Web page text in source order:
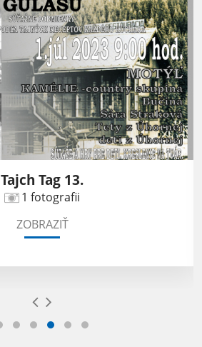
Tajch Tag 13.
1 fotografii
ZOBRAZIŤ